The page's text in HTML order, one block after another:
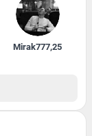
Mirak777,25